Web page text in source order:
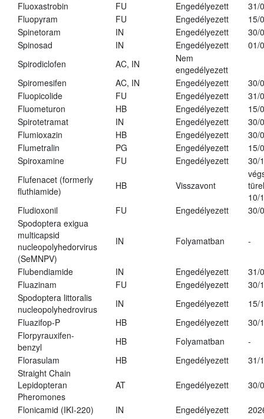
Fluoxastrobin
FU Engedélyezett
31/
Fluopyram
FU Engedélyezett
15/
Spinetoram
IN Engedélyezett
30/
Spinosad
IN Engedélyezett
01/
Spirodiclofen
AC, IN
Nem
engedélyezett
Spiromesifen
AC, IN Engedélyezett
30/
Fluopicolide
FU Engedélyezett
31/
Fluometuron
HB Engedélyezett
15/
Spirotetramat
IN Engedélyezett
30/
Flumioxazin
HB Engedélyezett
30/
Flumetralin
PG Engedélyezett
15/
Spiroxamine
FU Engedélyezett
30/
Flufenacet (formerly
fluthiamide)
HB Visszavont
10/
Fludioxonil
FU Engedélyezett
30/
Spodoptera exigua
multicapsid
nucleopolyhedorvirus
(SeMNPV)
IN Folyamatban -
Flubendiamide IN Engedélyezett
31/
Fluazinam
FU Engedélyezett
30/
Spodoptera littoralis
nucleopolyhedrovirus
IN Engedélyezett
15/
Fluazifop-P
HB Engedélyezett
30/
Florpyrauxifen-
benzyl
HB Folyamatban
-
Florasulam
HB Engedélyezett
31/
Straight Chain
Lepidopteran
Pheromones
AT Engedélyezett 30/
Flonicamid (IKI-220) IN Engedélyezett